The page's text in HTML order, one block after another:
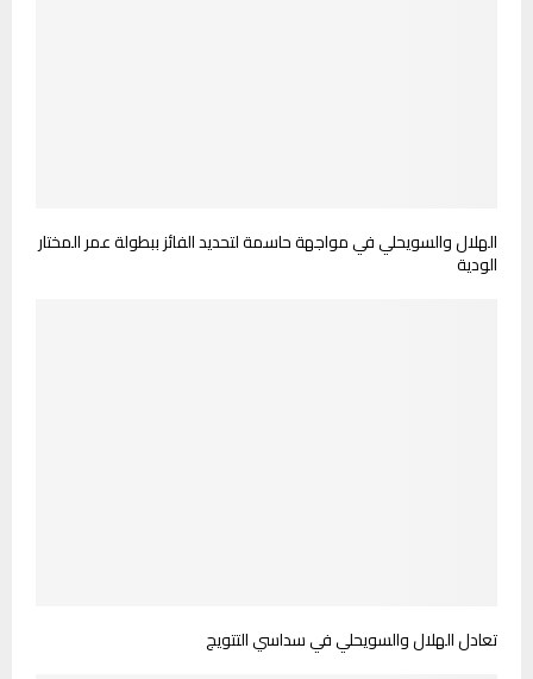
الهلال والسويحلي في مواجهة حاسمة لتحديد الفائز ببطولة عمر المختار
الودية
تعادل الهلال والسويحلي في سداسي التتويج